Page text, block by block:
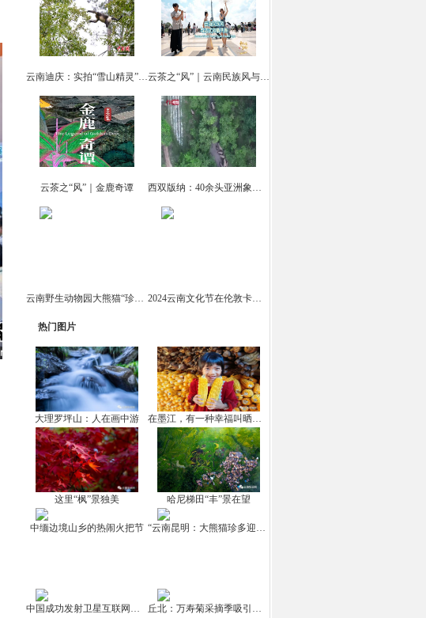
云南迪庆：实拍“雪山精灵” 滇金丝猴觅食 云茶之“风”｜云南民族风与法式风情共舞
云茶之“风”｜金鹿奇谭 西双版纳：40余头亚洲象集体“出游戏水”
云南野生动物园大熊猫“珍多”迎来十岁生日 2024云南文化节在伦敦卡姆登市场举办
热门图片
大理罗坪山：人在画中游 在墨江，有一种幸福叫晒秋！
这里“枫”景独美 哈尼梯田“丰”景在望
中缅边境山乡的热闹火把节 “云南昆明：大熊猫珍多迎来10岁生日
中国成功发射卫星互联网高轨卫星 丘北：万寿菊采摘季吸引游客打卡